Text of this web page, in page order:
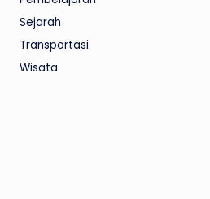
Sejarah
Transportasi
Wisata